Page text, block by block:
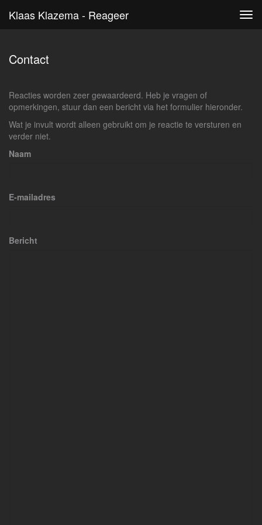
Klaas Klazema - Reageer
Contact
Reacties worden zeer gewaardeerd. Heb je vragen of
opmerkingen, stuur dan een bericht via het formulier hieronder.
Wat je invult wordt alleen gebruikt om je reactie te versturen en
verder niet.
Naam
E-mailadres
Bericht